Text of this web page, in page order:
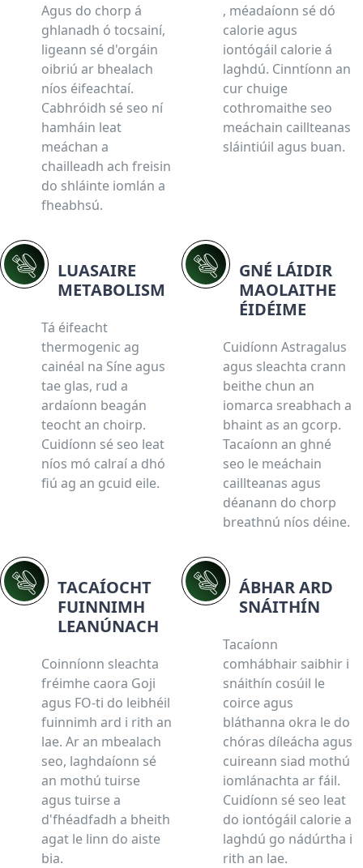
Agus do chorp á
ghlanadh ó tocsainí,
ligeann sé d'orgáin
oibriú ar bhealach
níos éifeachtaí.
Cabhróidh sé seo ní
hamháin leat
meáchan a
chailleadh ach freisin
do shláinte iomlán a
fheabhsú.
, méadaíonn sé dó
calorie agus
iontógáil calorie á
laghdú. Cinntíonn an
cur chuige
cothromaithe seo
meáchain caillteanas
sláintiúil agus buan.
LUASAIRE
METABOLISM
Tá éifeacht
thermogenic ag
cainéal na Síne agus
tae glas, rud a
ardaíonn beagán
teocht an choirp.
Cuidíonn sé seo leat
níos mó calraí a dhó
fiú ag an gcuid eile.
GNÉ LÁIDIR
MAOLAITHE
ÉIDÉIME
Cuidíonn Astragalus
agus sleachta crann
beithe chun an
iomarca sreabhach a
bhaint as an gcorp.
Tacaíonn an ghné
seo le meáchain
caillteanas agus
déanann do chorp
breathnú níos déine.
TACAÍOCHT
FUINNIMH
LEANÚNACH
Coinníonn sleachta
fréimhe caora Goji
agus FO-ti do leibhéil
fuinnimh ard i rith an
lae. Ar an mbealach
seo, laghdaíonn sé
an mothú tuirse
agus tuirse a
d'fhéadfadh a bheith
agat le linn do aiste
bia.
ÁBHAR ARD
SNÁITHÍN
Tacaíonn
comhábhair saibhir i
snáithín cosúil le
coirce agus
bláthanna okra le do
chóras díleácha agus
cuireann siad mothú
iomlánachta ar fáil.
Cuidíonn sé seo leat
do iontógáil calorie a
laghdú go nádúrtha i
rith an lae.